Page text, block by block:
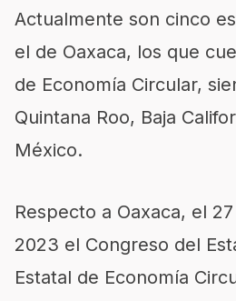
Actualmente son cinco
el de Oaxaca, los que
de Economía Circular,
Quintana Roo, Baja
México.
Respecto a Oaxaca, el
2023 el Congreso del
Estatal de Economía